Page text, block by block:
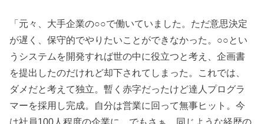
「元々、大手企業の○○で働いていました。ただ意思決定
が遅く、保守的でやりたいことができなかった。○○とい
うシステムを開発すれば世の中に役立つと考え、企画書
を提出したのだけれど却下されてしまった。これでは、
ダメだと考えて独立。暫く赤字だったけど達人プログラ
マーを採用し完成。自分は営業に回って無事ヒット。今
は社員100人程度の企業に。でもさぁ、同じような経歴の